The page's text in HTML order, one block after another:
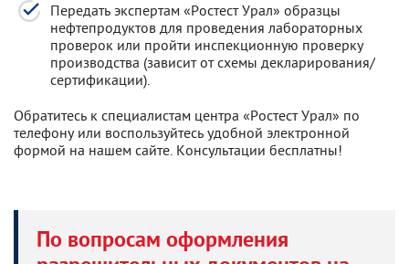
Передать экспертам «Ростест Урал» образцы
нефтепродуктов для проведения лабораторных
проверок или пройти инспекционную проверку
производства (зависит от схемы декларирования/
сертификации).
Обратитесь к специалистам центра «Ростест Урал» по
телефону или воспользуйтесь удобной электронной
формой на нашем сайте. Консультации бесплатны!
По вопросам оформления